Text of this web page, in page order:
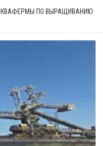
ПО ВЫРАЩИВАНИЮ